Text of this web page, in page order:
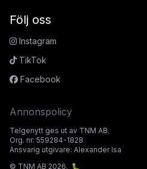
Följ oss
Instagram
TikTok
Facebook
Annonspolicy
Telgenytt ges ut av TNM AB.
Org. nr: 559284-1828
Ansvarig utgivare: Alexander Isa
© TNM AB 2026. 🐛